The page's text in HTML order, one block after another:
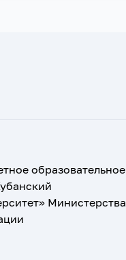
образовательное
Министерства